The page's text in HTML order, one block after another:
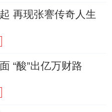
再现张謇传奇人生
“酸”出亿万财路